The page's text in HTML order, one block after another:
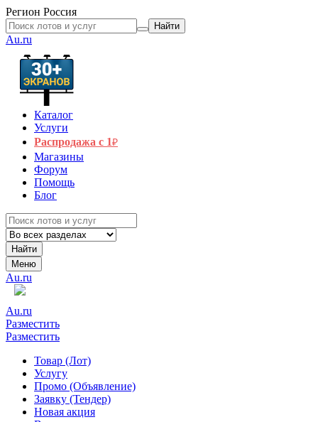
Регион Россия
Найти
Au.ru
Каталог
Услуги
Распродажа с 1₽
Магазины
Форум
Помощь
Блог
Найти
Меню
Au.ru
Au.ru
Разместить
Разместить
Товар (Лот)
Услугу
Промо (Объявление)
Заявку (Тендер)
Новая акция